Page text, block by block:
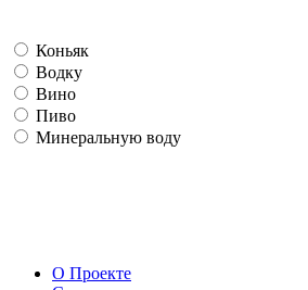
Коньяк
Водку
Вино
Пиво
Минеральную воду
О Проекте